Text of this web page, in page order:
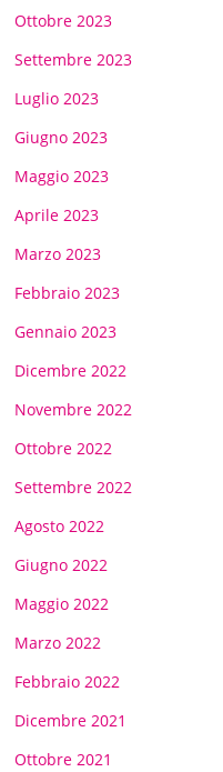
Ottobre 2023
Settembre 2023
Luglio 2023
Giugno 2023
Maggio 2023
Aprile 2023
Marzo 2023
Febbraio 2023
Gennaio 2023
Dicembre 2022
Novembre 2022
Ottobre 2022
Settembre 2022
Agosto 2022
Giugno 2022
Maggio 2022
Marzo 2022
Febbraio 2022
Dicembre 2021
Ottobre 2021